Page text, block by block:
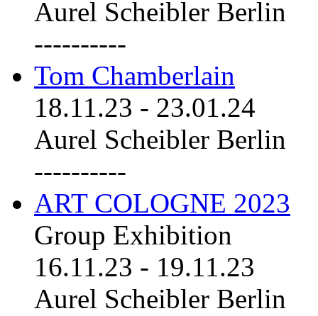
Aurel Scheibler Berlin
----------
Tom Chamberlain
18.11.23 - 23.01.24
Aurel Scheibler Berlin
----------
ART COLOGNE 2023
Group Exhibition
16.11.23 - 19.11.23
Aurel Scheibler Berlin